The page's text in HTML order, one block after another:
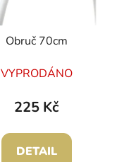
Obruč 70cm
VYPRODÁNO
225 Kč
DETAIL